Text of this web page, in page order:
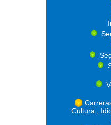
Cultura ,